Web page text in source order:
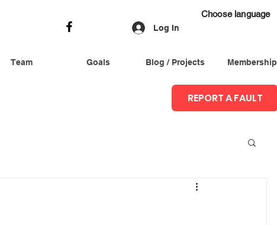
Team Goals Blog / Projects Membership
Log In
Choose language
REPORT A FAULT